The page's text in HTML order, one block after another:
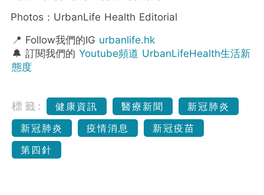
Photos：UrbanLife Health Editorial
📍 Follow我們的IG urbanlife.hk
🔔 訂閱我們的 Youtube頻道 UrbanLifeHealth生活新
態度
標籤: 健康資訊 醫療新聞
新冠肺炎
新冠肺炎
疫情消息
新冠疫苗
第四針